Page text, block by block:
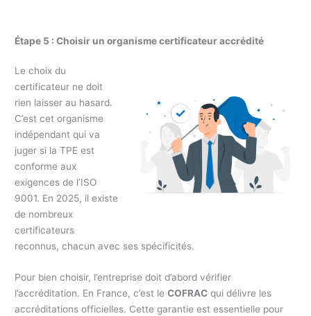
Étape 5 : Choisir un organisme certificateur accrédité
Le choix du
certificateur ne doit
rien laisser au hasard.
C’est cet organisme
indépendant qui va
juger si la TPE est
conforme aux
exigences de l’ISO
9001. En 2025, il existe
de nombreux
certificateurs
reconnus, chacun avec ses spécificités.
Pour bien choisir, l’entreprise doit d’abord vérifier
l’accréditation. En France, c’est leCOFRAC qui délivre les
accréditations officielles. Cette garantie est essentielle pour